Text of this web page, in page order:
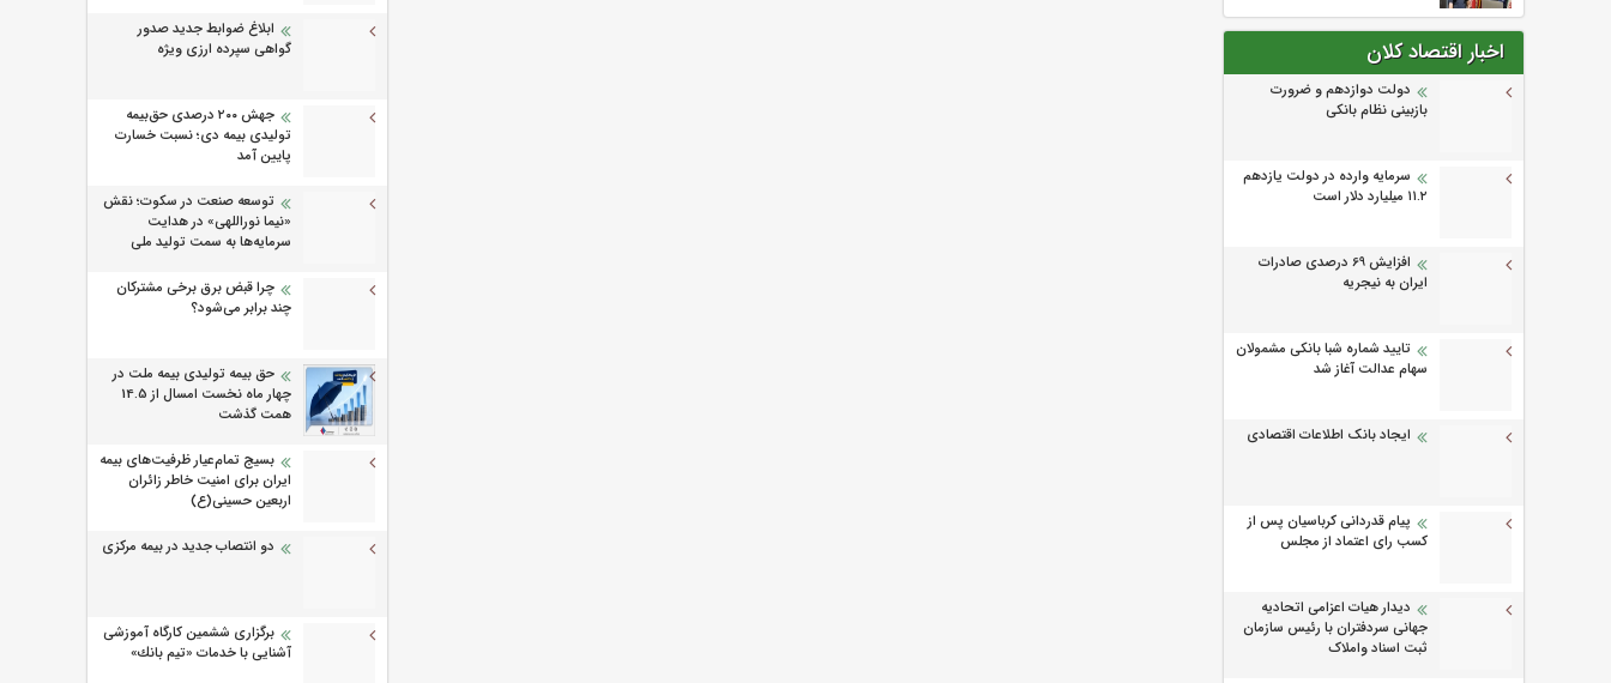
اخبار اقتصاد کلان
دولت دوازدهم و ضرورت
بازبینی نظام بانکی
سرمایه وارده در دولت یازدهم
۱۱.۲ میلیارد دلار است
افزایش 69 درصدی صادرات
ایران به نیجریه
تایید شماره شبا بانکی مشمولان
سهام عدالت آغاز شد
ایجاد بانک اطلاعات اقتصادی
پیام قدردانی کرباسیان پس از
کسب رای اعتماد از مجلس
دیدار هیات اعزامی اتحادیه
جهانی سردفتران با رئیس سازمان
ثبت اسناد واملاک
ابلاغ ضوابط جدید صدور
گواهی سپرده ارزی ویژه
جهش ۲۰۰ درصدی حق‌بیمه
تولیدی بیمه دی؛ نسبت خسارت
پایین آمد
توسعه صنعت در سکوت؛ نقش
«نیما نوراللهی» در هدایت
سرمایه‌ها به سمت تولید ملی
چرا قبض برق برخی مشترکان
چند برابر می‌شود؟
حق بیمه تولیدی بیمه ملت در
چهار ماه نخست امسال از 14.5
همت گذشت
بسیج تمام‌عیار ظرفیت‌های بیمه
ایران برای امنیت خاطر زائران
اربعین حسینی(ع)
دو انتصاب جدید در بیمه مرکزی
برگزاری ششمین كارگاه آموزشی
آشنایی با خدمات «تیم بانك»